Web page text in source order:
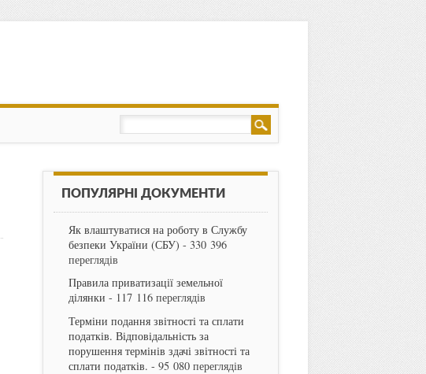
ПОПУЛЯРНІ ДОКУМЕНТИ
Як влаштуватися на роботу в Службу
безпеки України (СБУ) - 330 396
переглядів
Правила приватизації земельної
ділянки - 117 116 переглядів
Терміни подання звітності та сплати
податків. Відповідальність за
порушення термінів здачі звітності та
сплати податків. - 95 080 переглядів